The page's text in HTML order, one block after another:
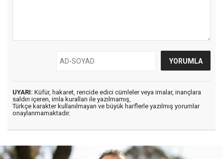
UYARI: Küfür, hakaret, rencide edici cümleler veya imalar, inançlara
saldırı içeren, imla kuralları ile yazılmamış,
Türkçe karakter kullanılmayan ve büyük harflerle yazılmış yorumlar
onaylanmamaktadır.